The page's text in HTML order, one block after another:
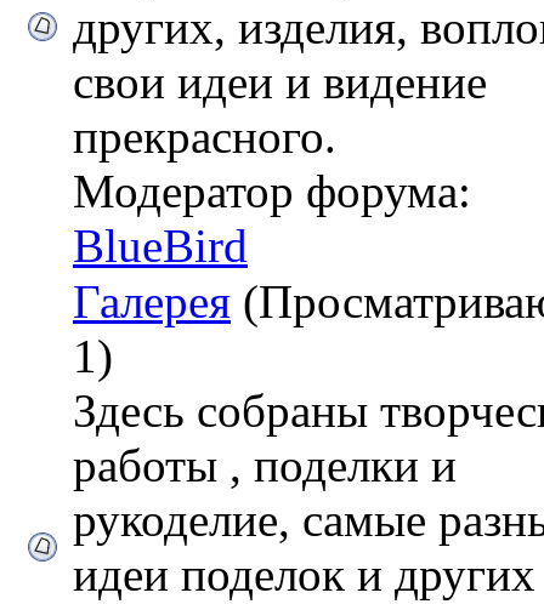
других, изделия,
свои идеи и видение
прекрасного.
Модератор форума:
BlueBird
Галерея
1)
Здесь собраны
работы , поделки и
рукоделие, самые
идеи поделок и других